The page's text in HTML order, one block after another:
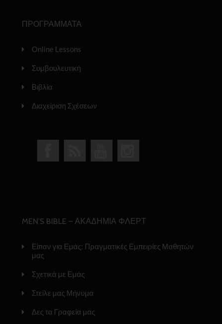
ΠΡΟΓΡΑΜΜΑΤΑ
Online Lessons
Συμβουλευτική
Βιβλία
Διαχείριση Σχέσεων
MEN’S BIBLE – ΑΚΑΔΗΜΙΑ ΦΛΕΡΤ
Είπαν για Εμάς: Πραγματικές Εμπειρίες Μαθητών
μας
Σχετικά με Εμάς
Στείλε μας Μήνυμα
Δες τα Γραφεία μας